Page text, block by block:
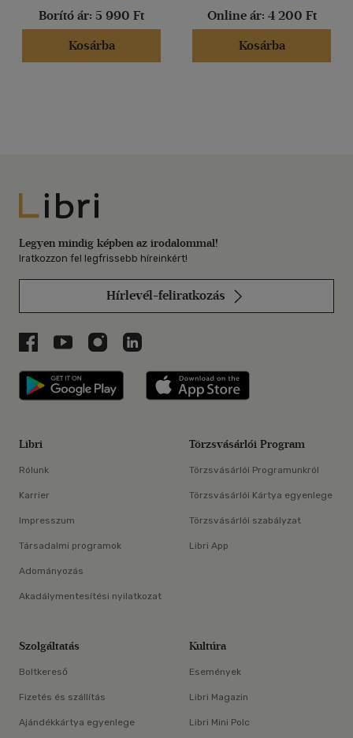
Borító ár: 5 990 Ft
Kosárba
Online ár: 4 200 Ft
Kosárba
Libri
Legyen mindig képben az irodalommal!
Iratkozzon fel legfrissebb híreinkért!
Hírlevél-feliratkozás
Libri a Facebookon
Libri a Youtube-on
Libri az Instagramon
Libri a LinkedInen
Libri applikáció Szerezd meg: Google
Libri
Rólunk
Karrier
Impresszum
Társadalmi programok
Adományozás
Akadálymentesítési nyilatkozat
Törzsvásárlói Program
Törzsvásárlói Programunkról
Törzsvásárlói Kártya egyenlege
Törzsvásárlói szabályzat
Libri App
Szolgáltatás
Boltkereső
Fizetés és szállítás
Ajándékkártya egyenlege
Kultúra
Események
Libri Magazin
Libri Mini Polc